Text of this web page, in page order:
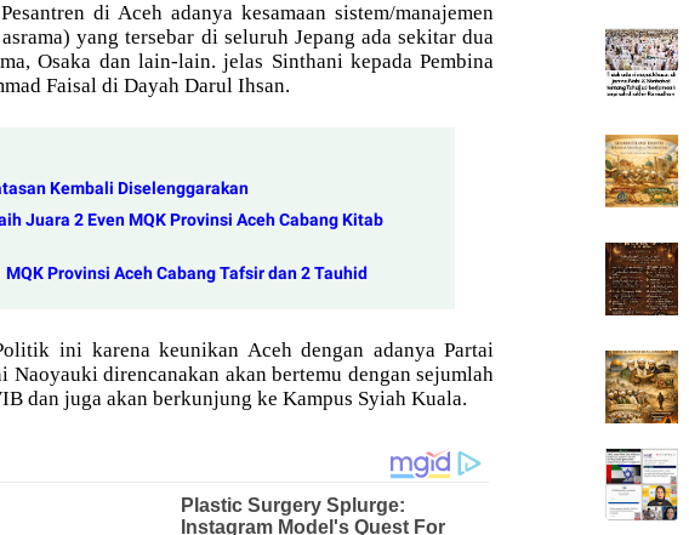
di Aceh adanya kesamaan sistem/manajemen
yang tersebar di seluruh Jepang ada sekitar dua
Osaka dan lain-lain. jelas Sinthani kepada Pembina
Faisal di Dayah Darul Ihsan.
Kembali Diselenggarakan
Juara 2 Even MQK Provinsi Aceh Cabang Kitab
Provinsi Aceh Cabang Tafsir dan 2 Tauhid
ini karena keunikan Aceh dengan adanya Partai
direncanakan akan bertemu dengan sejumlah
dan juga akan berkunjung ke Kampus Syiah Kuala.